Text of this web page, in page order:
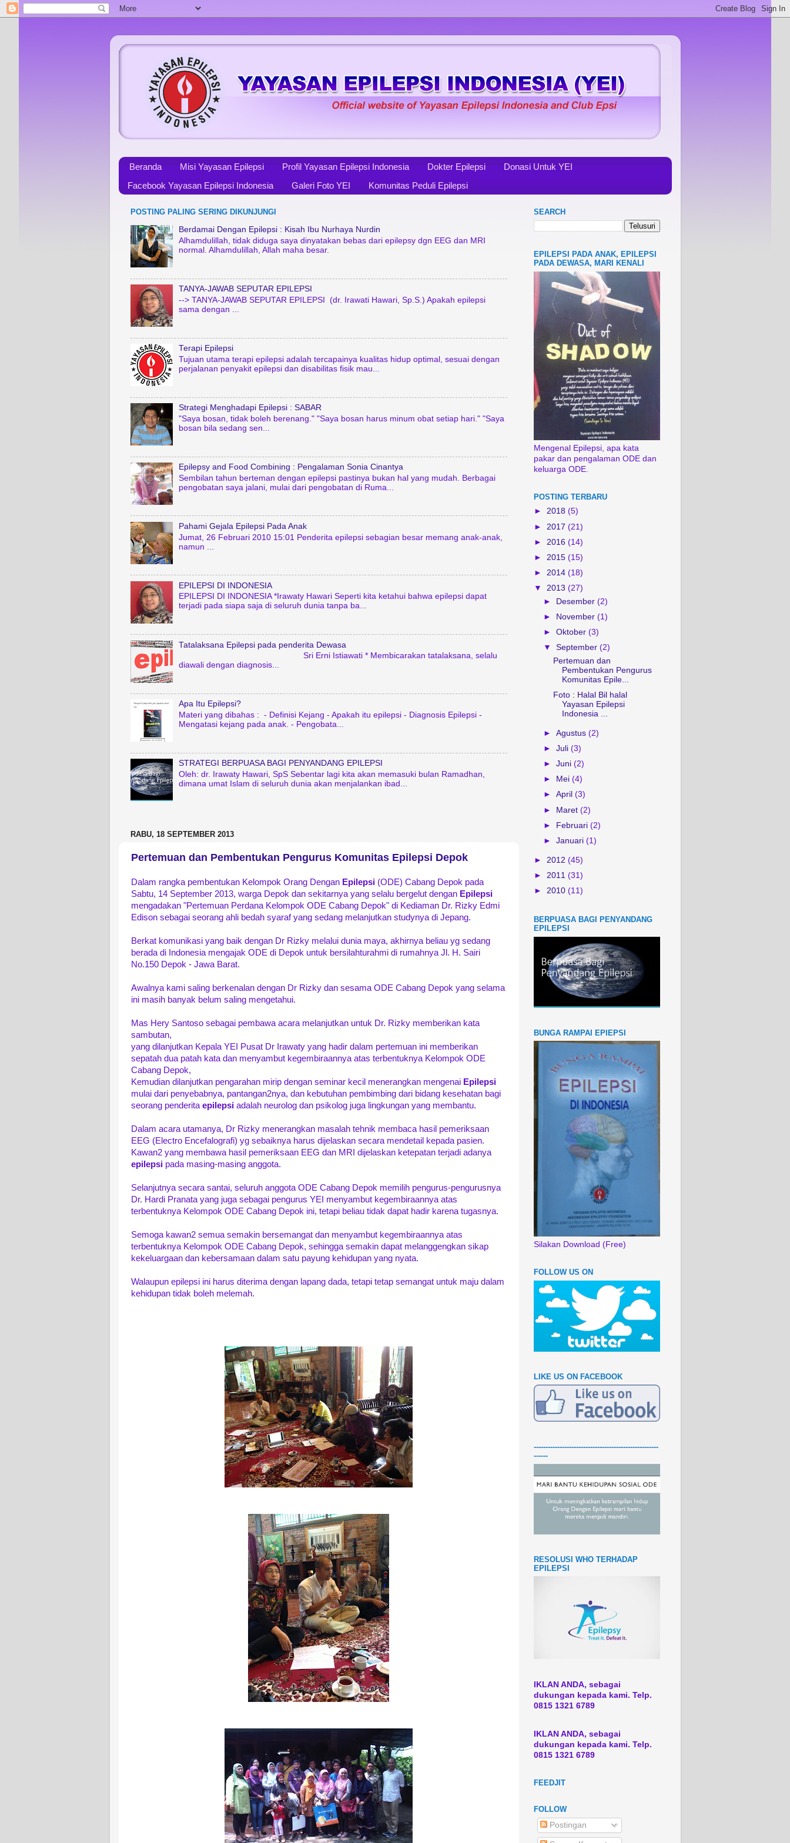
Beranda Misi Yayasan Epilepsi Profil Yayasan Epilepsi Indonesia Dokter Epilepsi
Donasi Untuk YEI
Facebook Yayasan Epilepsi Indonesia
Galeri Foto YEI Komunitas Peduli Epilepsi
POSTING PALING SERING DIKUNJUNGI
Berdamai Dengan Epilepsi : Kisah Ibu Nurhaya Nurdin
Alhamdulillah, tidak diduga saya dinyatakan bebas dari epilepsy dgn EEG dan MRI
normal. Alhamdulillah, Allah maha besar.
TANYA-JAWAB SEPUTAR EPILEPSI
--> TANYA-JAWAB SEPUTAR EPILEPSI (dr. Irawati Hawari, Sp.S.) Apakah epilepsi
sama dengan ...
Terapi Epilepsi
Tujuan utama terapi epilepsi adalah tercapainya kualitas hidup optimal, sesuai dengan
perjalanan penyakit epilepsi dan disabilitas fisik mau...
Strategi Menghadapi Epilepsi : SABAR
"Saya bosan, tidak boleh berenang." "Saya bosan harus minum obat setiap hari." "Saya
bosan bila sedang sen...
Epilepsy and Food Combining : Pengalaman Sonia Cinantya
Sembilan tahun berteman dengan epilepsi pastinya bukan hal yang mudah. Berbagai
pengobatan saya jalani, mulai dari pengobatan di Ruma...
Pahami Gejala Epilepsi Pada Anak
Jumat, 26 Februari 2010 15:01 Penderita epilepsi sebagian besar memang anak-anak,
namun ...
EPILEPSI DI INDONESIA
EPILEPSI DI INDONESIA *Irawaty Hawari Seperti kita ketahui bahwa epilepsi dapat
terjadi pada siapa saja di seluruh dunia tanpa ba...
Tatalaksana Epilepsi pada penderita Dewasa
Sri Erni Istiawati * Membicarakan tatalaksana, selalu
diawali dengan diagnosis...
Apa Itu Epilepsi?
Materi yang dibahas : - Definisi Kejang - Apakah itu epilepsi - Diagnosis Epilepsi -
Mengatasi kejang pada anak. - Pengobata...
STRATEGI BERPUASA BAGI PENYANDANG EPILEPSI
Oleh: dr. Irawaty Hawari, SpS Sebentar lagi kita akan memasuki bulan Ramadhan,
dimana umat Islam di seluruh dunia akan menjalankan ibad...
RABU, 18 SEPTEMBER 2013
Pertemuan dan Pembentukan Pengurus Komunitas Epilepsi Depok
Dalam rangka pembentukan Kelompok Orang Dengan Epilepsi(ODE) Cabang Depok pada
Sabtu, 14 September 2013, warga Depok dan sekitarnya yang selalu bergelut dengan Epilepsi
mengadakan "Pertemuan Perdana Kelompok ODE Cabang Depok" di Kediaman Dr. Rizky Edmi
Edison sebagai seorang ahli bedah syaraf yang sedang melanjutkan studynya di Jepang.
Berkat komunikasi yang baik dengan Dr Rizky melalui dunia maya, akhirnya beliau yg sedang
berada di Indonesia mengajak ODE di Depok untuk bersilahturahmi di rumahnya Jl. H. Sairi
No.150 Depok - Jawa Barat.
Awalnya kami saling berkenalan dengan Dr Rizky dan sesama ODE Cabang Depok yang selama
ini masih banyak belum saling mengetahui.
Mas Hery Santoso sebagai pembawa acara melanjutkan untuk Dr. Rizky memberikan kata
sambutan,
yang dilanjutkan Kepala YEI Pusat Dr Irawaty yang hadir dalam pertemuan ini memberikan
sepatah dua patah kata dan menyambut kegembiraannya atas terbentuknya Kelompok ODE
Cabang Depok,
Kemudian dilanjutkan pengarahan mirip dengan seminar kecil menerangkan mengenaiEpilepsi
mulai dari penyebabnya, pantangan2nya, dan kebutuhan pembimbing dari bidang kesehatan bagi
seorang penderita epilepsiadalah neurolog dan psikolog juga lingkungan yang membantu.
Dalam acara utamanya, Dr Rizky menerangkan masalah tehnik membaca hasil pemeriksaan
EEG (Electro Encefalografi) yg sebaiknya harus dijelaskan secara mendetail kepada pasien.
Kawan2 yang membawa hasil pemeriksaan EEG dan MRI dijelaskan ketepatan terjadi adanya
epilepsipada masing-masing anggota.
Selanjutnya secara santai, seluruh anggota ODE Cabang Depok memilih pengurus-pengurusnya
Dr. Hardi Pranata yang juga sebagai pengurus YEI menyambut kegembiraannya atas
terbentuknya Kelompok ODE Cabang Depok ini, tetapi beliau tidak dapat hadir karena tugasnya.
Semoga kawan2 semua semakin bersemangat dan menyambut kegembiraannya atas
terbentuknya Kelompok ODE Cabang Depok, sehingga semakin dapat melanggengkan sikap
kekeluargaan dan kebersamaan dalam satu payung kehidupan yang nyata.
Walaupun epilepsi ini harus diterima dengan lapang dada, tetapi tetap semangat untuk maju dalam
kehidupan tidak boleh melemah.
SEARCH
EPILEPSI PADA ANAK, EPILEPSI
PADA DEWASA, MARI KENALI
Mengenal Epilepsi, apa kata
pakar dan pengalaman ODE dan
keluarga ODE.
POSTING TERBARU
► 2018 (5)
► 2017 (21)
► 2016 (14)
► 2015 (15)
► 2014 (18)
▼ 2013 (27)
►
Desember (2)
►
November (1)
► Oktober (3)
▼ September (2)
Pertemuan dan
Pembentukan Pengurus
Komunitas Epile...
Foto : Halal Bil halal
Yayasan Epilepsi
Indonesia ...
► Agustus (2)
► Juli (3)
► Juni (2)
►
Mei (4)
► April (3)
► Maret (2)
► Februari (2)
► Januari (1)
► 2012 (45)
► 2011 (31)
► 2010 (11)
BERPUASA BAGI PENYANDANG
EPILEPSI
BUNGA RAMPAI EPIEPSI
Silakan Download (Free)
FOLLOW US ON
LIKE US ON FACEBOOK
-----------------------------------------------------
------
RESOLUSI WHO TERHADAP
EPILEPSI
IKLAN ANDA, sebagai
dukungan kepada kami. Telp.
0815 1321 6789
IKLAN ANDA, sebagai
dukungan kepada kami. Telp.
0815 1321 6789
FEEDJIT
FOLLOW
Postingan